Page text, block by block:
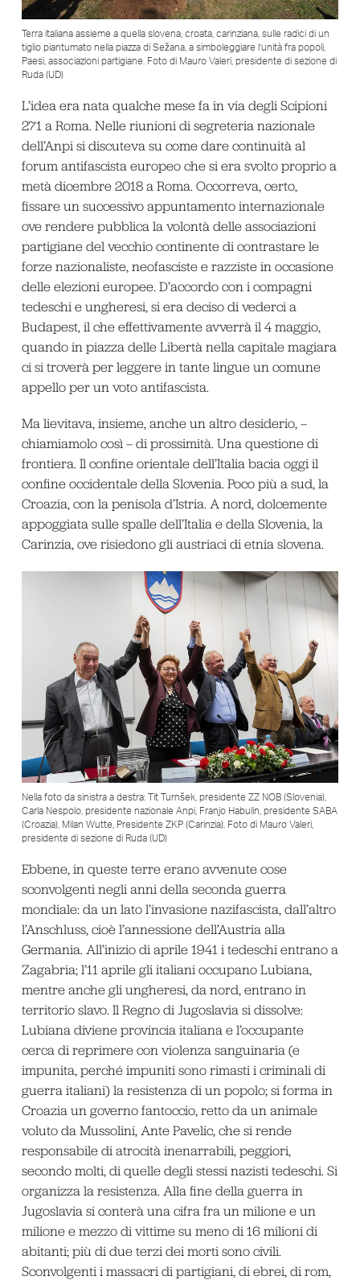
Terra italiana assieme a quella slovena, croata, carinziana, sulle radici di un
tiglio piantumato nella piazza di Sežana, a simboleggiare l’unità fra popoli,
Paesi, associazioni partigiane. Foto di Mauro Valeri, presidente di sezione di
Ruda (UD)
L’idea era nata qualche mese fa in via degli Scipioni
271 a Roma. Nelle riunioni di segreteria nazionale
dell’Anpi si discuteva su come dare continuità al
forum antifascista europeo che si era svolto proprio a
metà dicembre 2018 a Roma. Occorreva, certo,
fissare un successivo appuntamento internazionale
ove rendere pubblica la volontà delle associazioni
partigiane del vecchio continente di contrastare le
forze nazionaliste, neofasciste e razziste in occasione
delle elezioni europee. D’accordo con i compagni
tedeschi e ungheresi, si era deciso di vederci a
Budapest, il che effettivamente avverrà il 4 maggio,
quando in piazza delle Libertà nella capitale magiara
ci si troverà per leggere in tante lingue un comune
appello per un voto antifascista.
Ma lievitava, insieme, anche un altro desiderio, –
chiamiamolo così – di prossimità. Una questione di
frontiera. Il confine orientale dell’Italia bacia oggi il
confine occidentale della Slovenia. Poco più a sud, la
Croazia, con la penisola d’Istria. A nord, dolcemente
appoggiata sulle spalle dell’Italia e della Slovenia, la
Carinzia, ove risiedono gli austriaci di etnia slovena.
Nella foto da sinistra a destra: Tit Turnšek, presidente ZZ NOB (Slovenia),
Carla Nespolo, presidente nazionale Anpi, Franjo Habulin, presidente SABA
(Croazia), Milan Wutte, Presidente ZKP (Carinzia). Foto di Mauro Valeri,
presidente di sezione di Ruda (UD)
Ebbene, in queste terre erano avvenute cose
sconvolgenti negli anni della seconda guerra
mondiale: da un lato l’invasione nazifascista, dall’altro
l’Anschluss, cioè l’annessione dell’Austria alla
Germania. All’inizio di aprile 1941 i tedeschi entrano a
Zagabria; l’11 aprile gli italiani occupano Lubiana,
mentre anche gli ungheresi, da nord, entrano in
territorio slavo. Il Regno di Jugoslavia si dissolve:
Lubiana diviene provincia italiana e l’occupante
cerca di reprimere con violenza sanguinaria (e
impunita, perché impuniti sono rimasti i criminali di
guerra italiani) la resistenza di un popolo; si forma in
Croazia un governo fantoccio, retto da un animale
voluto da Mussolini, Ante Pavelic, che si rende
responsabile di atrocità inenarrabili, peggiori,
secondo molti, di quelle degli stessi nazisti tedeschi. Si
organizza la resistenza. Alla fine della guerra in
Jugoslavia si conterà una cifra fra un milione e un
milione e mezzo di vittime su meno di 16 milioni di
abitanti; più di due terzi dei morti sono civili.
Sconvolgenti i massacri di partigiani, di ebrei, di rom,